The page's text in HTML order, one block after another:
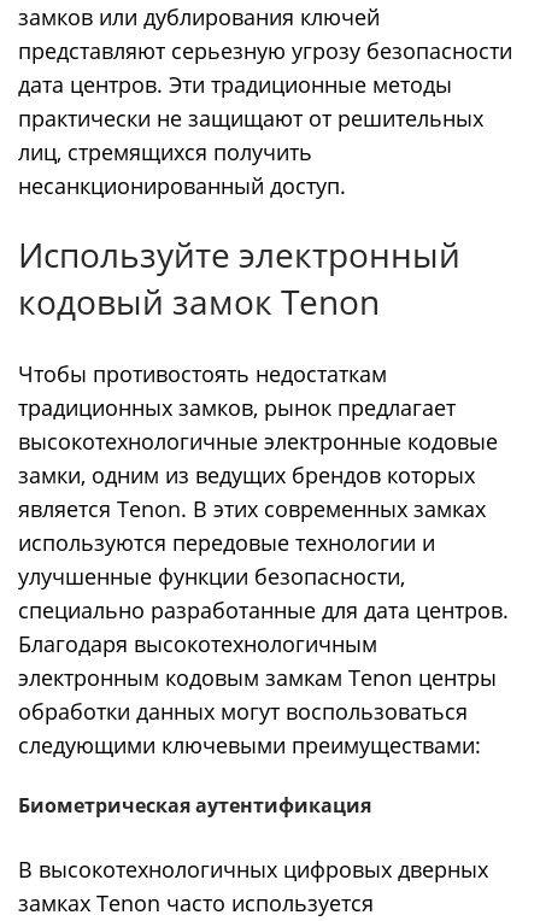
замков или дублирования ключей
представляют серьезную угрозу безопасности
дата центров. Эти традиционные методы
практически не защищают от решительных
лиц, стремящихся получить
несанкционированный доступ.
Используйте электронный
кодовый замок Tenon
Чтобы противостоять недостаткам
традиционных замков, рынок предлагает
высокотехнологичные электронные кодовые
замки, одним из ведущих брендов которых
является Tenon. В этих современных замках
используются передовые технологии и
улучшенные функции безопасности,
специально разработанные для дата центров.
Благодаря высокотехнологичным
электронным кодовым замкам Tenon центры
обработки данных могут воспользоваться
следующими ключевыми преимуществами:
Биометрическая аутентификация
В высокотехнологичных цифровых дверных
замках Tenon часто используется